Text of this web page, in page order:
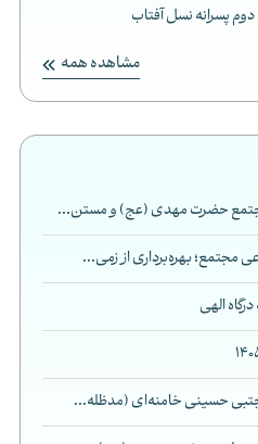
پسرانه نسل آفتاب
مشاهده همه
حضرت مهدی (عج) و مستن...
بهره‌برداری از زمی...
الهی
حسینی خامنه‌ای (مدظله...